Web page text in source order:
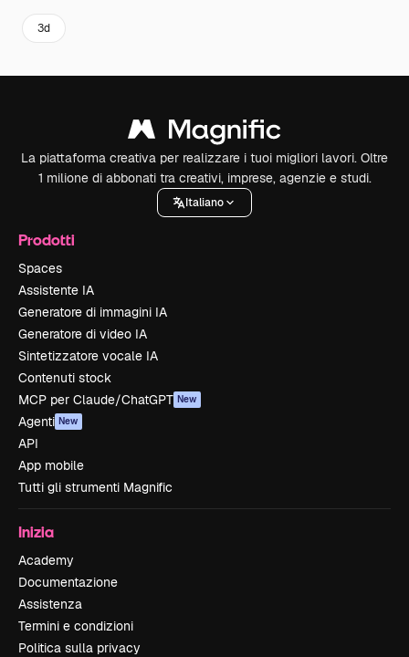
3d
La piattaforma creativa per realizzare i tuoi migliori lavori. Oltre
1 milione di abbonati tra creativi, imprese, agenzie e studi.
Italiano
Prodotti
Spaces
Assistente IA
Generatore di immagini IA
Generatore di video IA
Sintetizzatore vocale IA
Contenuti stock
MCP per Claude/ChatGPT New
Agenti New
API
App mobile
Tutti gli strumenti Magnific
Inizia
Academy
Documentazione
Assistenza
Termini e condizioni
Politica sulla privacy